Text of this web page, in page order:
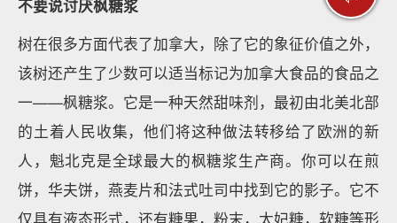
不要说讨厌枫糖浆
树在很多方面代表了加拿大，除了它的象征价值之外，
该树还产生了少数可以适当标记为加拿大食品的食品之
一——枫糖浆。它是一种天然甜味剂，最初由北美北部
的土着人民收集，他们将这种做法转移给了欧洲的新
人，魁北克是全球最大的枫糖浆生产商。你可以在煎
饼，华夫饼，燕麦片和法式吐司中找到它的影子。它不
仅具有液态形式，还有糖果，粉末，太妃糖，软糖等形